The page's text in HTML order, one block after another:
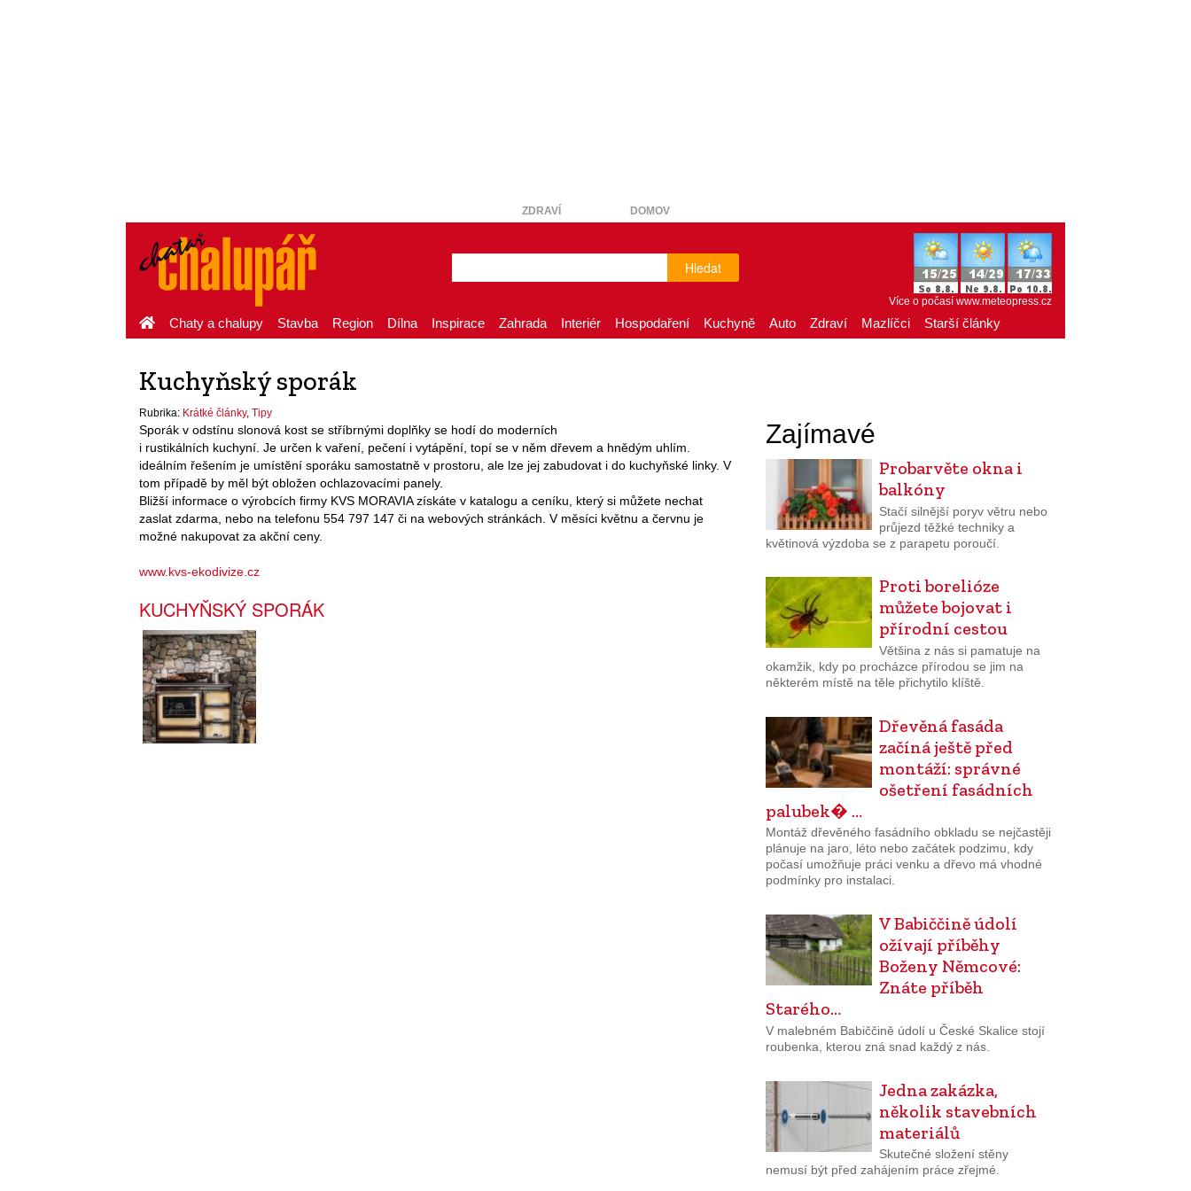
ZDRAVÍ DOMOV
Hledat
Více o počasí www.meteopress.cz
Chaty a chalupy Stavba Region Dílna Inspirace Zahrada Interiér Hospodaření Kuchyně Auto Zdraví Mazlíčci Starší články
Kuchyňský sporák
Rubrika: Krátké články, Tipy
Sporák v odstínu slonová kost se stříbrnými doplňky se hodí do moderních
i rustikálních kuchyní. Je určen k vaření, pečení i vytápění, topí se v něm dřevem a hnědým uhlím.
ideálním řešením je umístění sporáku samostatně v prostoru, ale lze jej zabudovat i do kuchyňské linky. V
tom případě by měl být obložen ochlazovacími panely.
Bližší informace o výrobcích firmy KVS MORAVIA získáte v katalogu a ceníku, který si můžete nechat
zaslat zdarma, nebo na telefonu 554 797 147 či na webových stránkách. V měsíci květnu a červnu je
možné nakupovat za akční ceny.
www.kvs-ekodivize.cz
KUCHYŇSKÝ SPORÁK
Zajímavé
Probarvěte okna i
balkóny
Stačí silnější poryv větru nebo
průjezd těžké techniky a
květinová výzdoba se z parapetu poroučí.
Proti borelióze
můžete bojovat i
přírodní cestou
Většina z nás si pamatuje na
okamžik, kdy po procházce přírodou se jim na
některém místě na těle přichytilo klíště.
Dřevěná fasáda
začíná ještě před
montáží: správné
ošetření fasádních
palubek� …
Montáž dřevěného fasádního obkladu se nejčastěji
plánuje na jaro, léto nebo začátek podzimu, kdy
počasí umožňuje práci venku a dřevo má vhodné
podmínky pro instalaci.
V Babiččině údolí
ožívají příběhy
Boženy Němcové:
Znáte příběh
Starého…
V malebném Babiččině údolí u České Skalice stojí
roubenka, kterou zná snad každý z nás.
Jedna zakázka,
několik stavebních
materiálů
Skutečné složení stěny
nemusí být před zahájením práce zřejmé.